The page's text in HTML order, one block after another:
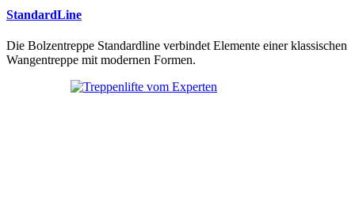
StandardLine
Die Bolzentreppe Standardline verbindet Elemente einer klassischen
Wangentreppe mit modernen Formen.